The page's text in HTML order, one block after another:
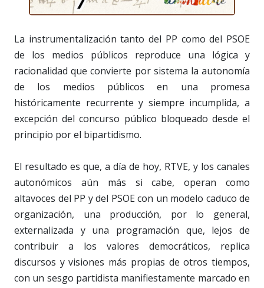
La instrumentalización tanto del PP como del PSOE
de los medios públicos reproduce una lógica y
racionalidad que convierte por sistema la autonomía
de los medios públicos en una promesa
históricamente recurrente y siempre incumplida, a
excepción del concurso público bloqueado desde el
principio por el bipartidismo.
El resultado es que, a día de hoy, RTVE, y los canales
autonómicos aún más si cabe, operan como
altavoces del PP y del PSOE con un modelo caduco de
organización, una producción, por lo general,
externalizada y una programación que, lejos de
contribuir a los valores democráticos, replica
discursos y visiones más propias de otros tiempos,
con un sesgo partidista manifiestamente marcado en